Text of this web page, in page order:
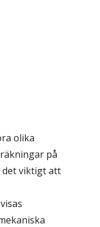
olika
på
viktigt att